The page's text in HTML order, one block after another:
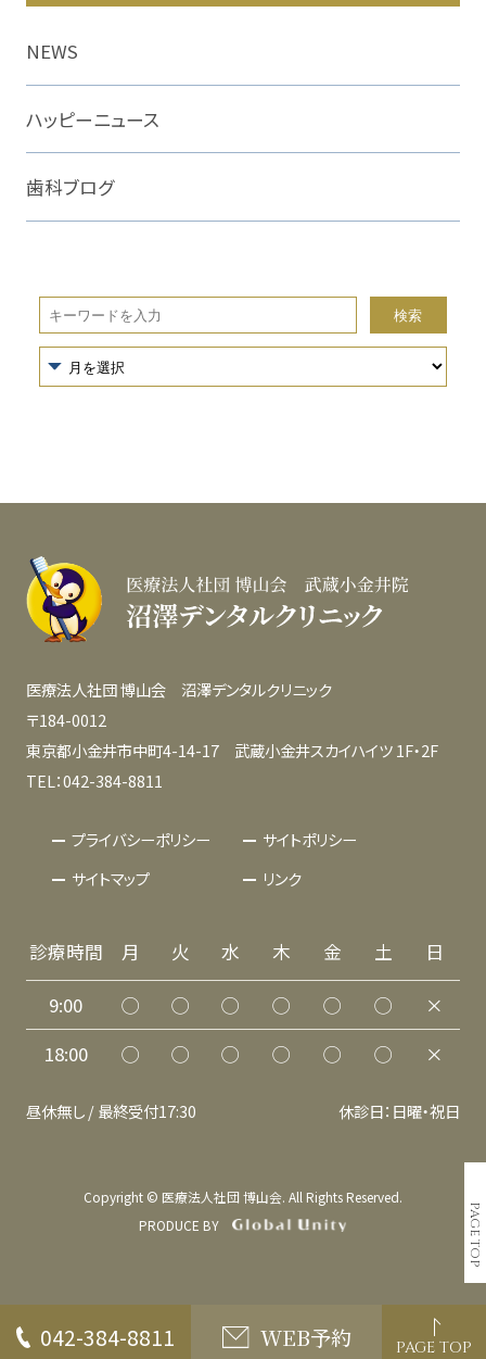
042-384-8811 WEB予約 PAGE TOP
NEWS
ハッピーニュース
歯科ブログ
医療法人社団 博山会 沼澤デンタルクリニック
〒184-0012
東京都小金井市中町4-14-17 武蔵小金井スカイハイツ 1F・2F
TEL：042-384-8811
プライバシーポリシー
サイトポリシー
サイトマップ
リンク
診療時間 月 火 水 木 金 土 日
9:00 ◯ ◯ ◯ ◯ ◯ ◯
×
18:00
◯ ◯ ◯ ◯ ◯ ◯ ×
昼休無し / 最終受付17:30 休診日：日曜・祝日
Copyright © 医療法人社団 博山会. All Rights Reserved.
PRODUCE BY
PAGE TOP